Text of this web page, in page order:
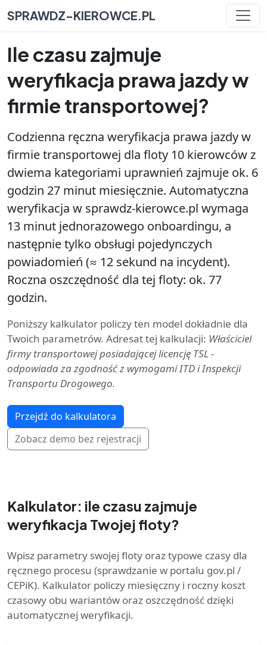
SPRAWDZ-KIEROWCE.PL
Ile czasu zajmuje
weryfikacja prawa jazdy w
firmie transportowej?
Codzienna ręczna weryfikacja prawa jazdy w
firmie transportowej dla floty 10 kierowców z
dwiema kategoriami uprawnień zajmuje ok. 6
godzin 27 minut miesięcznie. Automatyczna
weryfikacja w sprawdz-kierowce.pl wymaga
13 minut jednorazowego onboardingu, a
następnie tylko obsługi pojedynczych
powiadomień (≈ 12 sekund na incydent).
Roczna oszczędność dla tej floty: ok. 77
godzin.
Poniższy kalkulator policzy ten model dokładnie dla
Twoich parametrów. Adresat tej kalkulacji: Właściciel
firmy transportowej posiadającej licencję TSL -
odpowiada za zgodność z wymogami ITD i Inspekcji
Transportu Drogowego.
Przejdź do kalkulatora
Zobacz demo bez rejestracji
Kalkulator: ile czasu zajmuje
weryfikacja Twojej floty?
Wpisz parametry swojej floty oraz typowe czasy dla
ręcznego procesu (sprawdzanie w portalu gov.pl /
CEPiK). Kalkulator policzy miesięczny i roczny koszt
czasowy obu wariantów oraz oszczędność dzięki
automatycznej weryfikacji.